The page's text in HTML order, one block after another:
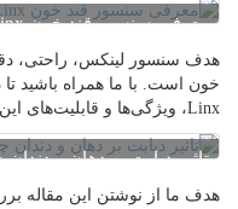
معرفی سنسور قند خون Linx، ویژگی‌ها + قابلیت ها
هدف سنسور لینکس، راحتی،
خون است. با ما همراه باشید
Linx، ویژگی‌ها و قابلیت‌های این محصول را نیز به شما معرفی کنیم.
تاثیر دیابت بر دهان و
هدف ما از نوشتن این مقاله